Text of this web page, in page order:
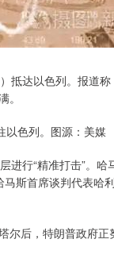
抵达以色列。报道
以色列。图源：美媒
行“精准打击”。哈
斯首席谈判代表哈
尔后，特朗普政府